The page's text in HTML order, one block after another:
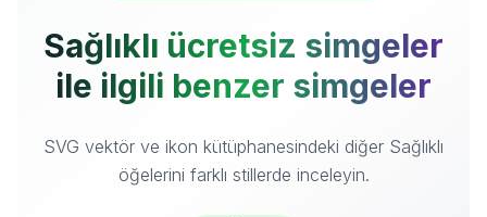
Sağlıklı ücretsiz simgeler
ile ilgili benzer simgeler
SVG vektör ve ikon kütüphanesindeki diğer Sağlıklı
öğelerini farklı stillerde inceleyin.